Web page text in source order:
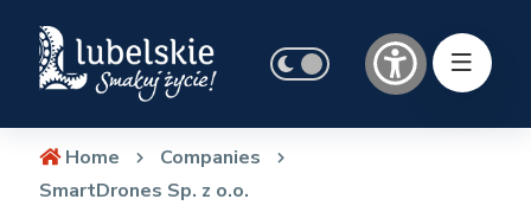
Home
Companies
SmartDrones Sp. z o.o.